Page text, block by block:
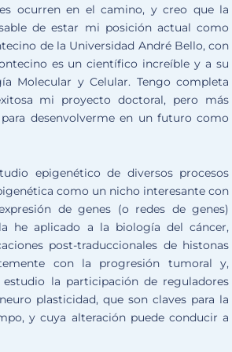
ocurren en el camino, y creo que la
de estar mi posición actual como
de la Universidad André Bello, con
es un científico increíble y a su
Molecular y Celular. Tengo completa
mi proyecto doctoral, pero más
desenvolverme en un futuro como
epigenético de diversos procesos
como un nicho interesante con
de genes (o redes de genes)
he aplicado a la biología del cáncer,
post-traduccionales de histonas
con la progresión tumoral y,
la participación de reguladores
plasticidad, que son claves para la
y cuya alteración puede conducir a